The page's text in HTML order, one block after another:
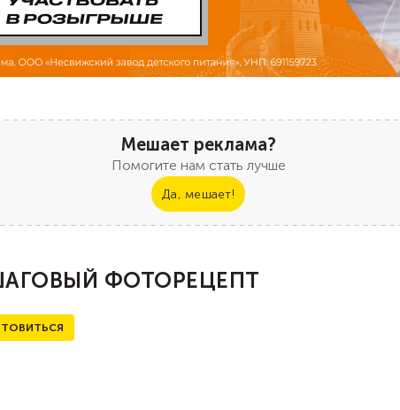
Мешает реклама?
Помогите нам стать лучше
Да, мешает!
ФОТОРЕЦЕПТ